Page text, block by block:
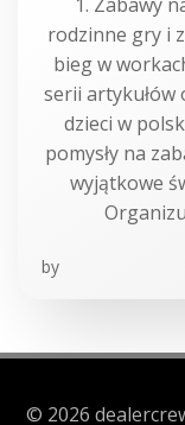
rodzinne gry i
bieg w
serii artykułów
dzieci w
pomysły na
wyjątkowe
by
© 2026